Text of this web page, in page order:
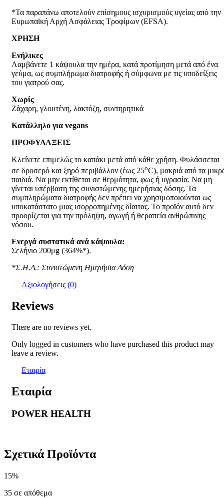
*Τα παραπάνω αποτελούν επίσημους ισχυρισμούς υγείας από την
Eυρωπαϊκή Αρχή Ασφάλειας Τροφίμων (EFSA).
ΧΡΗΣΗ
Ενήλικες
Λαμβάνετε 1 κάψουλα την ημέρα, κατά προτίμηση μετά από ένα
γεύμα, ως συμπλήρωμα διατροφής ή σύμφωνα με τις υποδείξεις
του γιατρού σας.
Χωρίς
Ζάχαρη, γλουτένη, λακτόζη, συντηρητικά
Κατάλληλο για vegans
ΠΡΟΦΥΛΑΞΕΙΣ
Κλείνετε επιμελώς το καπάκι μετά από κάθε χρήση. Φυλάσσεται
σε δροσερό και ξηρό περιβάλλον (έως 25οC), μακριά από τα
παιδιά. Να μην εκτίθεται σε θερμότητα, φως ή υγρασία. Να μη
γίνεται υπέρβαση της συνιστώμενης ημερήσιας δόσης. Τα
συμπληρώματα διατροφής δεν πρέπει να χρησιμοποιούνται ως
υποκατάστατο μιας ισορροπημένης δίαιτας. Το προϊόν αυτό δεν
προορίζεται για την πρόληψη, αγωγή ή θεραπεία ανθρώπινης
νόσου.
Ενεργά συστατικά ανά κάψουλα:
Σελήνιο 200μg (364%*).
*Σ.Η.Δ.: Συνιστώμενη Ημερήσια Δόση
Αξιολογήσεις (0)
Reviews
There are no reviews yet.
Only logged in customers who have purchased this product may
leave a review.
Εταιρία
Εταιρία
POWER HEALTH
Σχετικά Προϊόντα
15%
35 σε απόθεμα